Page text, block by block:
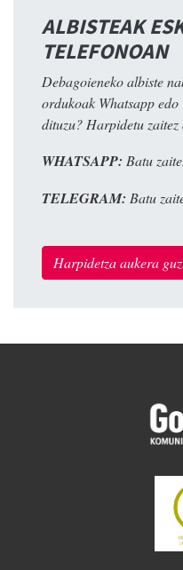
ALBISTEAK
TELEFONOAN
Debagoieneko albiste
ordukoak Whatsapp
dituzu? Harpidetu
WHATSAPP: Batu
TELEGRAM: Batu
Harpidetza aukera